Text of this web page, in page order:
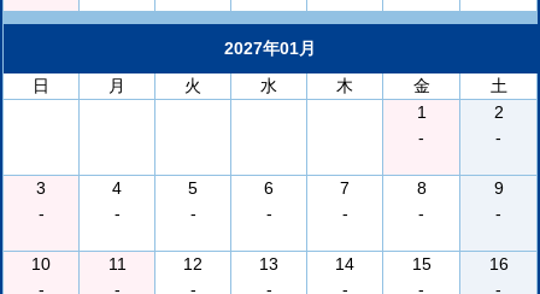
2027年01月
日
月 火 水 木 金
土
1
-
2
-
3
-
4
-
5
-
6
-
7
-
8
-
9
-
10
-
11
-
12
-
13
-
14
-
15
-
16
-